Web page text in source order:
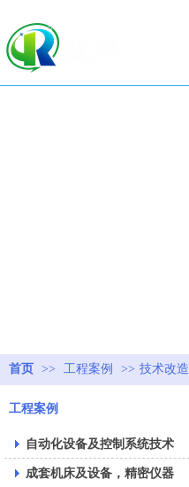
首页 >> 工程案例 >> 技术改造
工程案例
自动化设备及控制系统技术
成套机床及设备，精密仪器